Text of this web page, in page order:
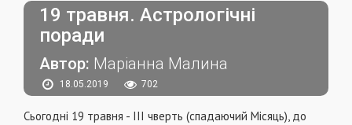
19 травня. Астрологічні
поради
Автор: Маріанна Малина
18.05.2019 702
Сьогодні 19 травня - III чверть (спадаючий Місяць), до